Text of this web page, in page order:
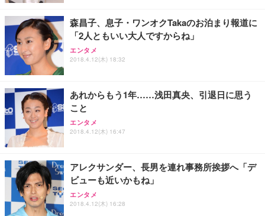
務用 おしゃれ パソコンチェア (ブラック)
Sezlife オフィスチェア デスクチェア 疲れない テレ
ワーク チェア 強化バックレスト 30度ロッキング機
能 人間工学 椅子 腰サポート 90度跳ね上げ式アーム
務用 おしゃれ パソコンチェア (ホワイト)
ANDWINT オフィスチェア デスクチェア 肘なし メ
ッシュ 通気性 ランバーサポート付き 腰サポート ガ
ス圧無段階昇降 360度回転 キャスター付き コンパク
【整備済み品】Dell E2724HS 27インチ 液晶モニタ
ー フルHD（1920×1080）VA 非光沢 HDMI/DisplayP
ort/VGA スピーカー内蔵 高さ調整 スイベル VESA対
【MiniLED/24.5inch/280Hz/FHD】GRAPHT THE S
HOOTER Gaming Monitor 24” Essential ゲーミン
グモニター QD 24.5インチ 1ms FHD 量子ドット 残
Smart Basic(スマートベーシック) 【Amazon.co.jp
限定】 Smart Basic アイリスオーヤマ ペットシーツ
超厚型 お徳用 ワイド 100枚入 (x 1) (ケース販売)
アイリスオーヤマ ペットシーツ 超厚型 お徳用 レギ
ュラー 200枚入【Amazon.co.jp限定】
森昌子、息子・ワンオクTakaのお泊まり報道に
「2人ともいい大人ですからね」
エンタメ
2018.4.12(木) 18:32
あれからもう1年……浅田真央、引退日に思う
こと
エンタメ
2018.4.12(木) 16:47
アレクサンダー、長男を連れ事務所挨拶へ「デ
ビューも近いかもね」
エンタメ
2018.4.12(木) 16:28